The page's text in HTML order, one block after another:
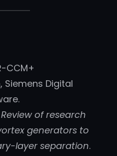
CCM+
Digital
Review of research
generators to
layer separation.